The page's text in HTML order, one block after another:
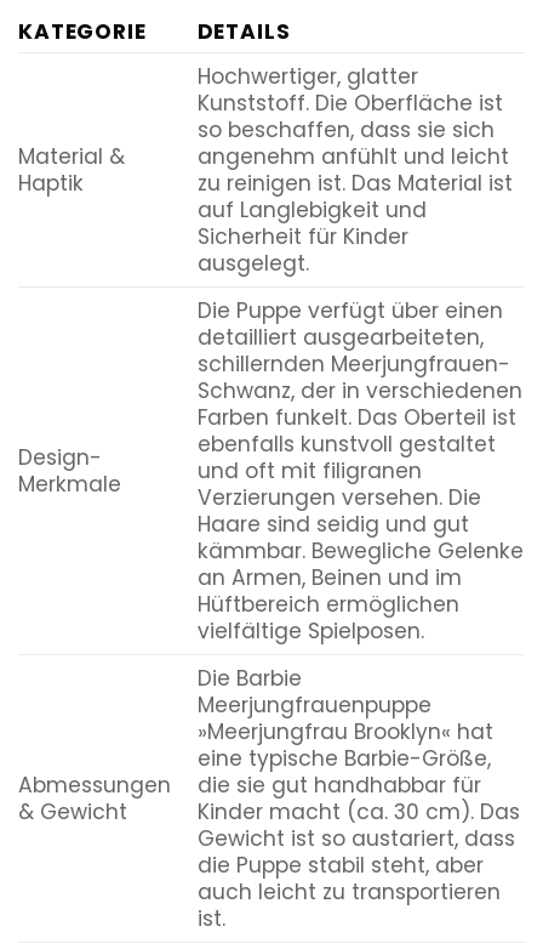
KATEGORIE DETAILS
Material &
Haptik
Hochwertiger, glatter
Kunststoff. Die Oberfläche ist
so beschaffen, dass sie sich
angenehm anfühlt und leicht
zu reinigen ist. Das Material ist
auf Langlebigkeit und
Sicherheit für Kinder
ausgelegt.
Design-
Merkmale
Die Puppe verfügt über einen
detailliert ausgearbeiteten,
schillernden Meerjungfrauen-
Schwanz, der in verschiedenen
Farben funkelt. Das Oberteil ist
ebenfalls kunstvoll gestaltet
und oft mit filigranen
Verzierungen versehen. Die
Haare sind seidig und gut
kämmbar. Bewegliche Gelenke
an Armen, Beinen und im
Hüftbereich ermöglichen
vielfältige Spielposen.
Abmessungen
& Gewicht
Die Barbie
Meerjungfrauenpuppe
»Meerjungfrau Brooklyn« hat
eine typische Barbie-Größe,
die sie gut handhabbar für
Kinder macht (ca. 30 cm). Das
Gewicht ist so austariert, dass
die Puppe stabil steht, aber
auch leicht zu transportieren
ist.